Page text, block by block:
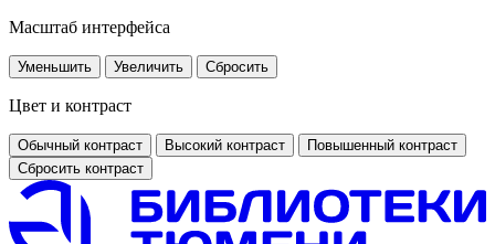
Масштаб интерфейса
Уменьшить Увеличить Сбросить
Цвет и контраст
Обычный контраст Высокий контраст
Повышенный контраст
Сбросить контраст